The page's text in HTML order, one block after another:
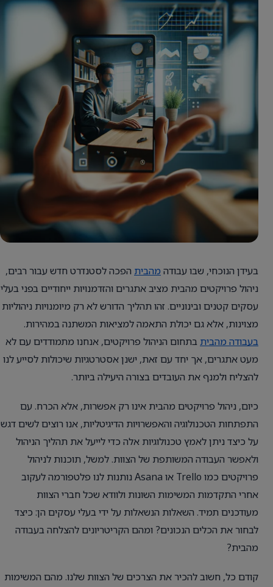
בעידן הנוכחי, שבו עבודה מהבית הפכה לסטנדרט חדש עבור רבים,
ניהול פרויקטים מהבית מציב אתגרים והזדמנויות ייחודיים בפני בעלי
עסקים קטנים ובינוניים. זהו תהליך הדורש לא רק מיומנויות ניהוליות
מצוינות, אלא גם יכולת התאמה למציאות המשתנה במהירות.
בעבודה מהבית בתחום הניהול פרויקטים, אנחנו מתמודדים עם לא
מעט אתגרים, אך יחד עם זאת, ישנן אסטרטגיות שיכולות לסייע לנו
להצליח ולמנף את העובדים בצורה היעילה ביותר.
כיום, ניהול פרויקטים מהבית אינו רק אפשרות, אלא הכרח. עם
התפתחות הטכנולוגיה והאפשרויות הדיגיטליות, אנו רוצים לשים דגש
על כיצד ניתן לאמץ טכנולוגיות אלה כדי לייעל את תהליך הניהול
ולאפשר העבודה המשותפת של הצוות. למשל, תוכנות לניהול
פרויקטים כמו Trello או Asana נותנות לנו פלטפורמה לעקוב
אחרי התקדמות המשימות השונות ולוודא שכל חברי הצוות
מעודכנים תמיד. השאלות הנשאלות על ידי בעלי עסקים הן: כיצד
לבחור את הכלים הנכונים? ומהם הקריטריונים להצלחה בעבודה
מהבית?
קודם כל, חשוב להכיר את הצרכים של הצוות שלנו. מהם המשימות